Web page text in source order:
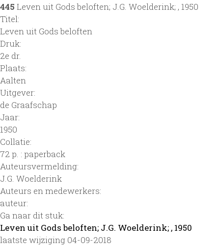
445 Leven uit Gods beloften; J.G. Woelderink; , 1950
Titel:
Leven uit Gods beloften
Druk:
2e dr.
Plaats:
Aalten
Uitgever:
de Graafschap
Jaar:
1950
Collatie:
72 p. : paperback
Auteursvermelding:
J.G. Woelderink
Auteurs en medewerkers:
auteur:
Ga naar dit stuk:
Leven uit Gods beloften; J.G. Woelderink; , 1950
laatste wijziging 04-09-2018